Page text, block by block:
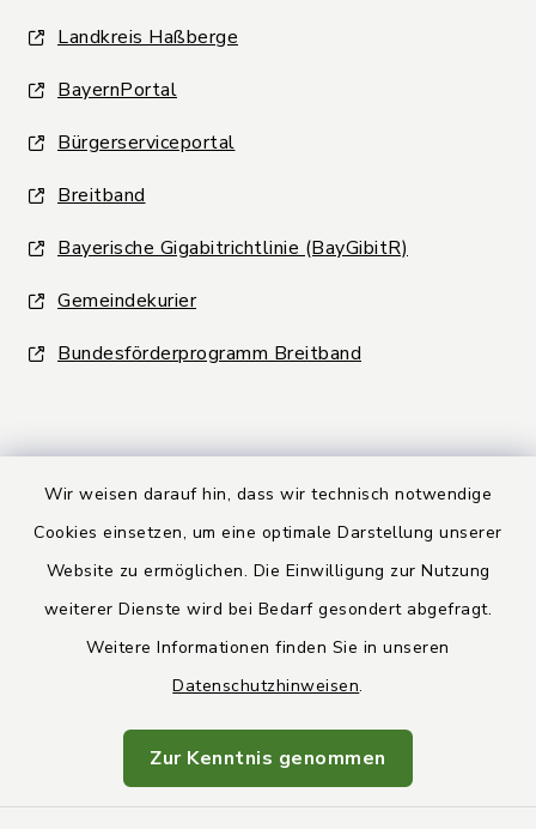
Wir weisen darauf hin, dass wir technisch notwendige
Cookies einsetzen, um eine optimale Darstellung unserer
Website zu ermöglichen. Die Einwilligung zur Nutzung
weiterer Dienste wird bei Bedarf gesondert abgefragt.
Weitere Informationen finden Sie in unseren
Datenschutzhinweisen.
Zur Kenntnis genommen
Landkreis Haßberge
BayernPortal
Bürgerserviceportal
Breitband
Bayerische Gigabitrichtlinie (BayGibitR)
Gemeindekurier
Bundesförderprogramm Breitband
Kontakt
Datenschutz
Impressum